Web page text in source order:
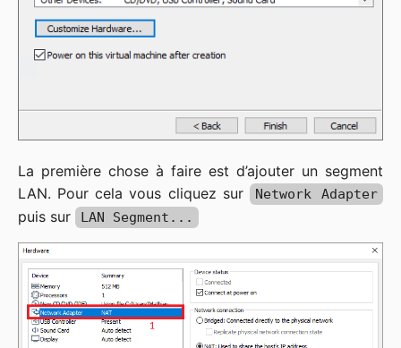
La première chose à faire est d’ajouter un segment
LAN. Pour cela vous cliquez sur
Network Adapter
puis sur LAN Segment...